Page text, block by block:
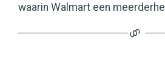
waarin Walmart een